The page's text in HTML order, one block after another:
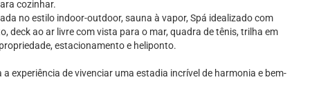
cozinhar.
no estilo indoor-outdoor, sauna à vapor, Spá idealizado com
deck ao ar livre com vista para o mar, quadra de tênis, trilha em
estacionamento e heliponto.
experiência de vivenciar uma estadia incrível de harmonia e bem-